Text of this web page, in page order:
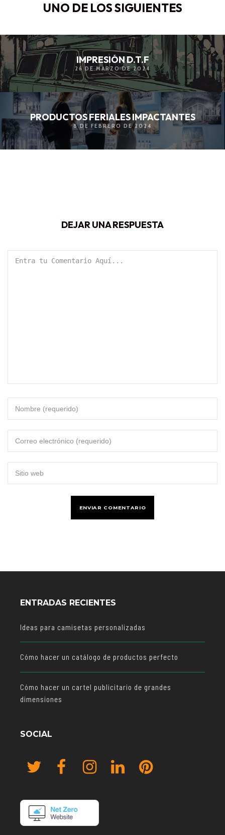
UNO DE LOS SIGUIENTES
IMPRESIÓN D.T.F
26 DE MARZO DE 2024
PRODUCTOS FERIALES IMPACTANTES
8 DE FEBRERO DE 2024
DEJAR UNA RESPUESTA
ENTRADAS RECIENTES
Ideas para camisetas personalizadas
Cómo hacer un catálogo de productos perfecto
Cómo hacer un cartel publicitario de grandes
dimensiones
SOCIAL